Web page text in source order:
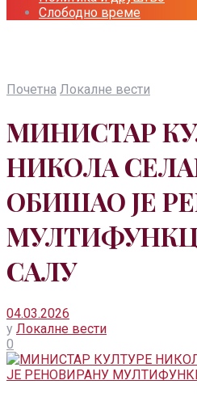
Слободно време
Почетна Локалне вести
МИНИСТАР
НИКОЛА
ОБИШАО ЈЕ
САЛУ
04.03.2026
у Локалне вести
0